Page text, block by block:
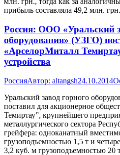
прибыль составляла 49,2 млн. грн.
Россия: ООО «Уральский
оборудования» (УЗГО)
«АрселорМиталл
устройства
РоссияАвтор: altangsh24.10.2014
Уральский завод горного
поставил для акционерное
Темиртау”, крупнейшего
металлургического сектора
грейфера: одноканатный
грузоподъемностью 1,5 т и
3,2 куб. м грузоподъемностью 20